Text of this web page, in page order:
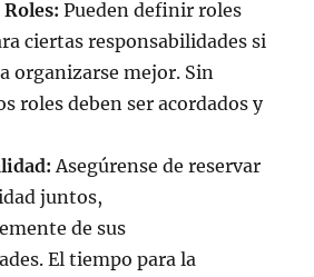
Pueden definir roles
ciertas responsabilidades si
organizarse mejor. Sin
roles deben ser acordados y
Asegúrense de reservar
juntos,
de sus
El tiempo para la